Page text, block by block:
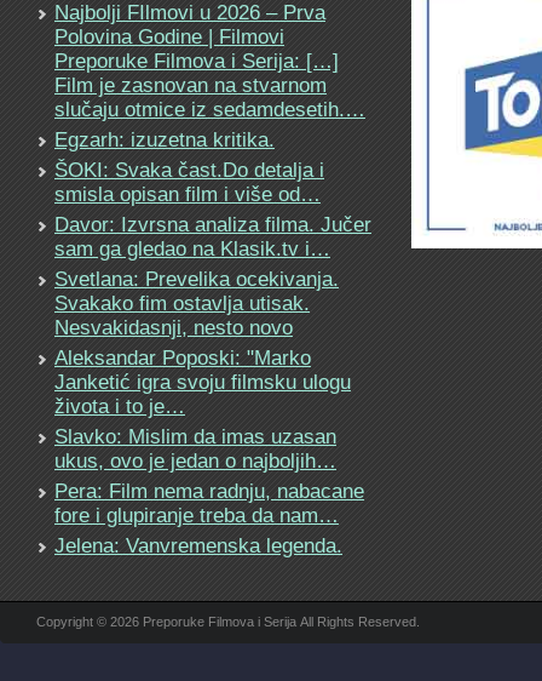
Najbolji FIlmovi u 2026 – Prva
Polovina Godine | Filmovi
Preporuke Filmova i Serija: […]
Film je zasnovan na stvarnom
slučaju otmice iz sedamdesetih.…
Egzarh: izuzetna kritika.
ŠOKI: Svaka čast.Do detalja i
smisla opisan film i više od…
Davor: Izvrsna analiza filma. Jučer
sam ga gledao na Klasik.tv i…
Svetlana: Prevelika ocekivanja.
Svakako fim ostavlja utisak.
Nesvakidasnji, nesto novo
Aleksandar Poposki: "Marko
Janketić igra svoju filmsku ulogu
života i to je…
Slavko: Mislim da imas uzasan
ukus, ovo je jedan o najboljih…
Pera: Film nema radnju, nabacane
fore i glupiranje treba da nam…
Jelena: Vanvremenska legenda.
Copyright © 2026 Preporuke Filmova i Serija All Rights Reserved.